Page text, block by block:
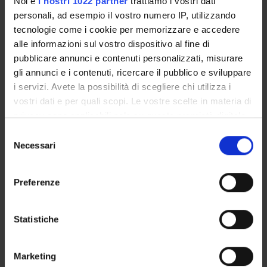
personali, ad esempio il vostro numero IP, utilizzando
tecnologie come i cookie per memorizzare e accedere
alle informazioni sul vostro dispositivo al fine di
pubblicare annunci e contenuti personalizzati, misurare
gli annunci e i contenuti, ricercare il pubblico e sviluppare
i servizi. Avete la possibilità di scegliere chi utilizza i
vostri dati e per quali scopi. Le vostre scelte in materia di
privacy sono applicabili solo su questa proprietà digitale
modificare o revocare il proprio consenso in qualsiasi
momento dalla Dichiarazione sui cookie o facendo clic
raccogliere informazioni sulla tua posizione
geografica, con un'approssimazione di qualche
Identificare il tuo dispositivo, scansionandolo
delNecessari
Preferenze
Statistiche
Marketing
"Cinquante nuances de board": anglicismes néologiques et
Neige et sports de neige: parcours lexicographiques et
Traitement de la néologie externe dans la lexicographie
STRUTTURE